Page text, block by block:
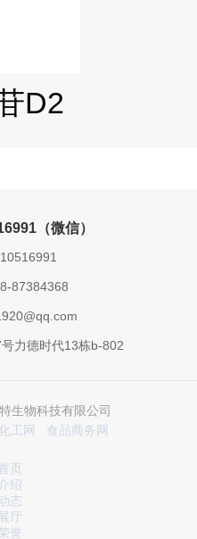
D2
（微信）
87384368
力德时代13栋b-802
生物科技有限公司
工网 食品商务网
页
绍
态
厅
誉